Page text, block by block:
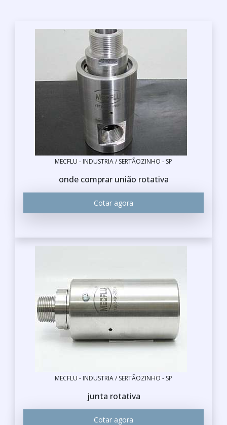
MECFLU - INDUSTRIA / SERTÃOZINHO - SP
onde comprar união rotativa
Cotar agora
MECFLU - INDUSTRIA / SERTÃOZINHO - SP
junta rotativa
Cotar agora